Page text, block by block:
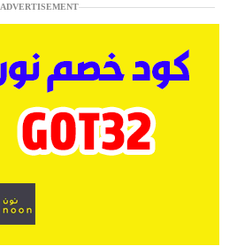
ADVERTISEMENT